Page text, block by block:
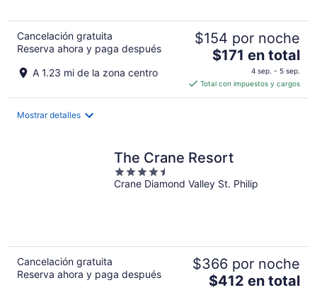
Cancelación gratuita
Reserva ahora y paga después
A 1.23 mi de la zona centro
$154 por noche
El
es
de
por
noche
$171 en total
4 sep. - 5 sep.
Total con impuestos y cargos
Mostrar detalles
The Crane Resort
4.5
out
Crane Diamond Valley St. Philip
Cancelación gratuita
Reserva ahora y paga después
$366 por noche
El
$412 en total